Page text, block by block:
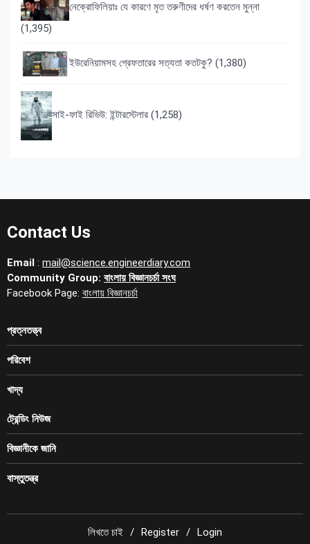
নেক্রোফিলিয়াঃ যে কারণে মৃত তরুণীদের ধর্ষণ করতেন মুন্না
(1,395)
ইউরেনিয়ামসহ গ্রেফতারের সত্যতা কতটকু? (1,380)
সাই-ফাই রিভিউ: ইন্টারস্টেলার (1,258)
Contact Us
Email : mail@science.engineerdiary.com
Community Group: বাংলায় বিজ্ঞানচর্চা সংঘ
Facebook Page: বাংলায় বিজ্ঞানচর্চা
প্রত্নতত্ত্ব
পরিবেশ
খাদ্য
ট্রেন্ডিং নিউজ
বিজ্ঞানীকে জানি
বাস্তুতন্ত্র
লিখতে চাই Register Login